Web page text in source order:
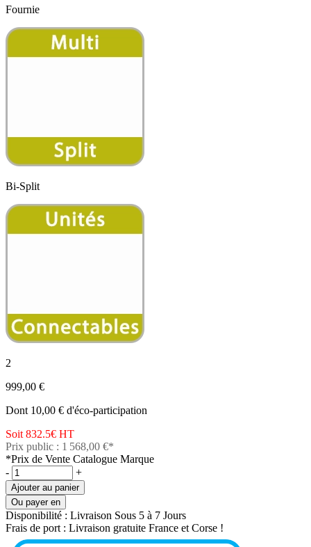
Fournie
Bi-Split
2
999,00 €
Dont 10,00 € d'éco-participation
Soit 832.5€ HT
Prix public : 1 568,00 €*
*Prix de Vente Catalogue Marque
-
+
Ajouter au panier
Ou payer en
Disponibilité : Livraison Sous 5 à 7 Jours
Frais de port : Livraison gratuite France et Corse !